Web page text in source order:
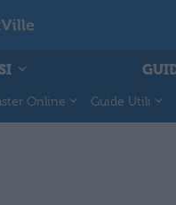
Online Guide Utili